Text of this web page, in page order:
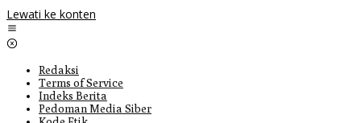
Lewati ke konten
Redaksi
Terms of Service
Indeks Berita
Pedoman Media Siber